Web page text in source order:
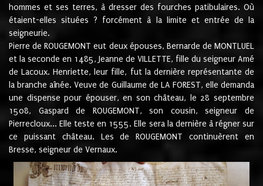
hommes et ses terres, à dresser des fourches patibulaires. Où
étaient-elles situées ? forcément à la limite et entrée de la
seigneurie.
Pierre de ROUGEMONT eut deux épouses, Bernarde de MONTLUEL
et la seconde en 1485, Jeanne de VILLETTE, fille du seigneur Amé
de Lacoux. Henriette, leur fille, fut la dernière représentante de
la branche aînée. Veuve de Guillaume de LA FOREST, elle demanda
une dispense pour épouser, en son château, le 28 septembre
1508, Gaspard de ROUGEMONT, son cousin, seigneur de
Pierrecloux... Elle teste en 1555. Elle sera la dernière à régner sur
ce puissant château. Les de ROUGEMONT continuèrent en
Bresse, seigneur de Vernaux.